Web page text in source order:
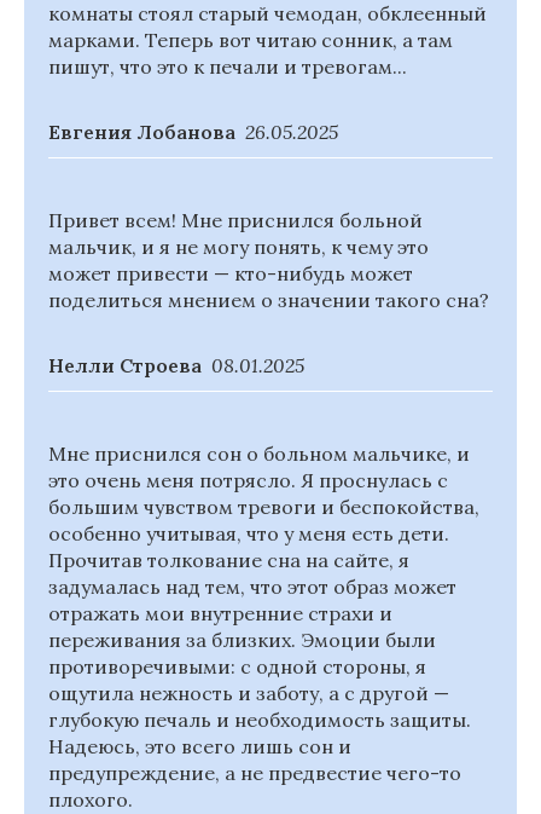
комнаты стоял старый чемодан, обклеенный
марками. Теперь вот читаю сонник, а там
пишут, что это к печали и тревогам...
Евгения Лобанова 26.05.2025
Привет всем! Мне приснился больной
мальчик, и я не могу понять, к чему это
может привести — кто-нибудь может
поделиться мнением о значении такого сна?
Нелли Строева 08.01.2025
Мне приснился сон о больном мальчике, и
это очень меня потрясло. Я проснулась с
большим чувством тревоги и беспокойства,
особенно учитывая, что у меня есть дети.
Прочитав толкование сна на сайте, я
задумалась над тем, что этот образ может
отражать мои внутренние страхи и
переживания за близких. Эмоции были
противоречивыми: с одной стороны, я
ощутила нежность и заботу, а с другой —
глубокую печаль и необходимость защиты.
Надеюсь, это всего лишь сон и
предупреждение, а не предвестие чего-то
плохого.